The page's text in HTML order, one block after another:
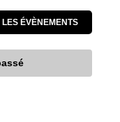
LES ÉVÈNEMENTS